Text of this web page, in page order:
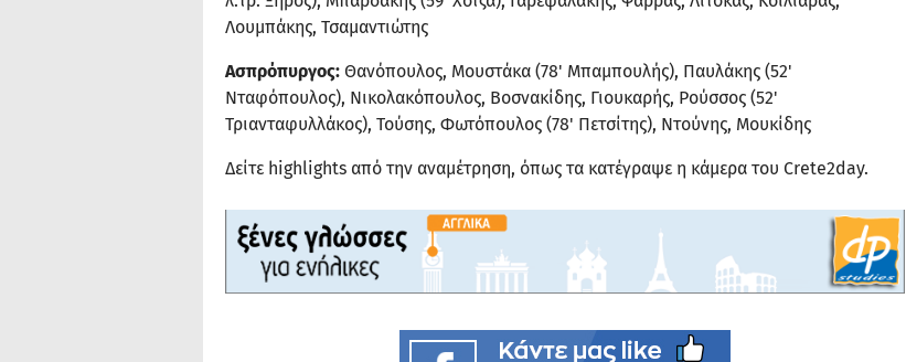
Λουμπάκης, Τσαμαντιώτης
Ασπρόπυργος: Θανόπουλος, Μουστάκα (78' Μπαμπουλής), Παυλάκης (52'
Νταφόπουλος), Νικολακόπουλος, Βοσνακίδης, Γιουκαρής, Ρούσσος (52'
Τριανταφυλλάκος), Τούσης, Φωτόπουλος (78' Πετσίτης), Ντούνης, Μουκίδης
Δείτε highlights από την αναμέτρηση, όπως τα κατέγραψε η κάμερα του Crete2day.